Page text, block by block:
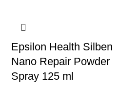
Epsilon Health Silben
Nano Repair Powder
Spray 125 ml